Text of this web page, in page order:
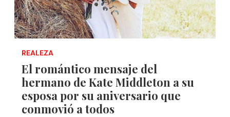
REALEZA
El romántico mensaje del
hermano de Kate Middleton a su
esposa por su aniversario que
conmovió a todos